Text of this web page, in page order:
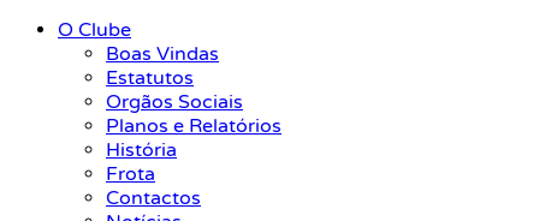
O Clube
Boas Vindas
Estatutos
Orgãos Sociais
Planos e Relatórios
História
Frota
Contactos